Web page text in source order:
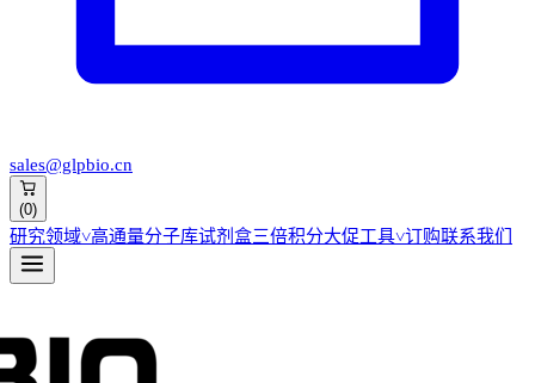
sales@glpbio.cn
(0)
研究领域˅高通量分子库试剂盒三倍积分大促工具˅订购联系我们